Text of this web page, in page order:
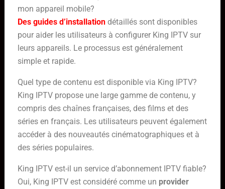
mon appareil mobile?
Des guides d’installation détaillés sont disponibles
pour aider les utilisateurs à configurer King IPTV sur
leurs appareils. Le processus est généralement
simple et rapide.
Quel type de contenu est disponible via King IPTV?
King IPTV propose une large gamme de contenu, y
compris des chaînes françaises, des films et des
séries en français. Les utilisateurs peuvent également
accéder à des nouveautés cinématographiques et à
des séries populaires.
King IPTV est-il un service d’abonnement IPTV fiable?
Oui, King IPTV est considéré comme un provider